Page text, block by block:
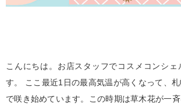
こんにちは。お店スタッフでコスメコンシ
す。 ここ最近1日の最高気温が高くなって、
で咲き始めています。この時期は草木花が一